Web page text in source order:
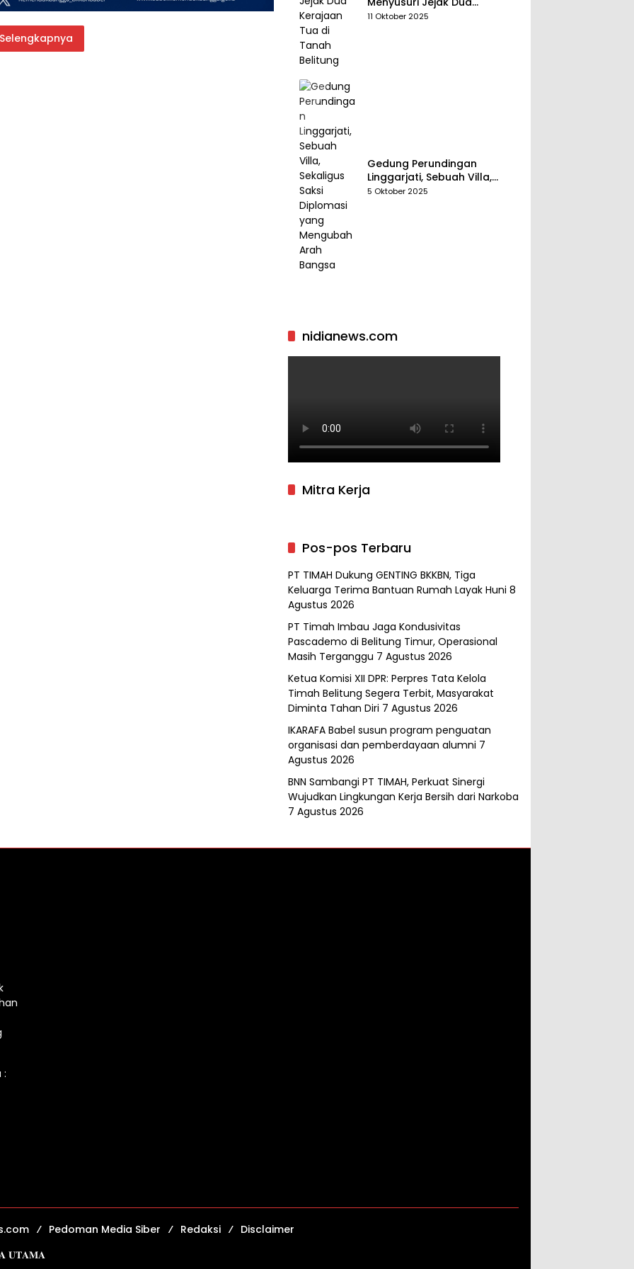
Selengkapnya
Kerajaan Tua di Tanah
11 Oktober 2025
Gedung Perundingan
Linggarjati, Sebuah Villa,
Sekaligus Saksi Diplomasi
5 Oktober 2025
nidianews.com
Mitra Kerja
Pos-pos Terbaru
PT TIMAH Dukung GENTING BKKBN, Tiga
Keluarga Terima Bantuan Rumah Layak Huni 8
Agustus 2026
PT Timah Imbau Jaga Kondusivitas
Pascademo di Belitung Timur, Operasional
Masih Terganggu 7 Agustus 2026
Ketua Komisi XII DPR: Perpres Tata Kelola
Timah Belitung Segera Terbit, Masyarakat
Diminta Tahan Diri 7 Agustus 2026
IKARAFA Babel susun program penguatan
organisasi dan pemberdayaan alumni 7
Agustus 2026
BNN Sambangi PT TIMAH, Perkuat Sinergi
Wujudkan Lingkungan Kerja Bersih dari Narkoba
7 Agustus 2026
:
Pedoman Media Siber Redaksi
Disclaimer
𝐔𝐓𝐀𝐌𝐀